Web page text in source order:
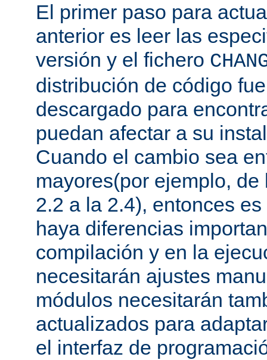
El primer paso para
anterior es leer las
versión y el fichero
distribución de código
descargado para
puedan afectar a su
Cuando el cambio sea
mayores(por ejemplo,
2.2 a la 2.4), entonces
haya diferencias
compilación y en la
necesitarán ajustes
módulos necesitarán
actualizados para
el interfaz de